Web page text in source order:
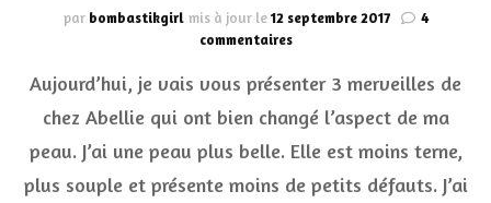
par bombastikgirl mis à jour le12 septembre 2017
4
commentairessur
merveilles
et
de
Abellie
Aujourd’hui, je vais vous présenter 3 merveilles de
chez Abellie qui ont bien changé l’aspect de ma
peau. J’ai une peau plus belle. Elle est moins terne,
plus souple et présente moins de petits défauts. J’ai